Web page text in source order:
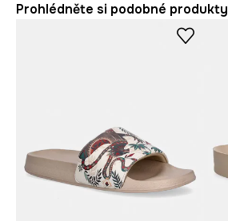
Prohlédněte si podobné produkty